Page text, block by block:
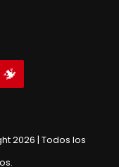
2026 | Todos los